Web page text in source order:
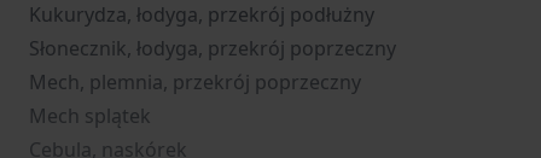
Kukurydza, łodyga, przekrój podłużny
Słonecznik, łodyga, przekrój poprzeczny
Mech, plemnia, przekrój poprzeczny
Mech splątek
Cebula, naskórek